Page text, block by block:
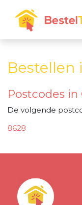
Bestellen
Postcodes in
De volgende
8628